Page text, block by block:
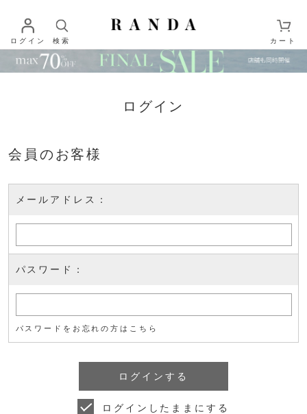
ログイン 検索 カート
ログイン
会員のお客様
メールアドレス：
パスワード：
パスワードをお忘れの方はこちら
ログインしたままにする